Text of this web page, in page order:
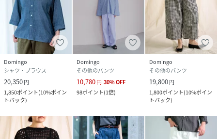
Domingo
シャツ・ブラウス
20,350円
1,850ポイント(10%ポイン
トバック)
Domingo
その他のパンツ
10,780円 30%OFF
98ポイント(1倍)
Domingo
その他のパンツ
19,800円
1,800ポイント(10%ポイン
トバック)